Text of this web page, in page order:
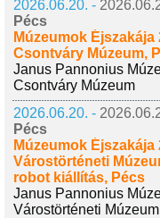
2026.06.20. -
Pécs
Múzeumok Éjszakája
Csontváry Múzeum,
Janus Pannonius
Csontváry Múzeum
2026.06.20. -
Pécs
Múzeumok Éjszakája
Várostörténeti
robot kiállítás, Pécs
Janus Pannonius
Várostörténeti Múzeum